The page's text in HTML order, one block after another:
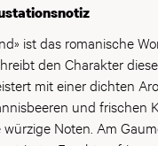
Mit Weitsicht,
geprägt und die
befindet sich das
im
führen Andrea
mit Micha und Jil
ist das romanische
den Charakter
mit einer dichten
und frischen
würzige Noten. Am